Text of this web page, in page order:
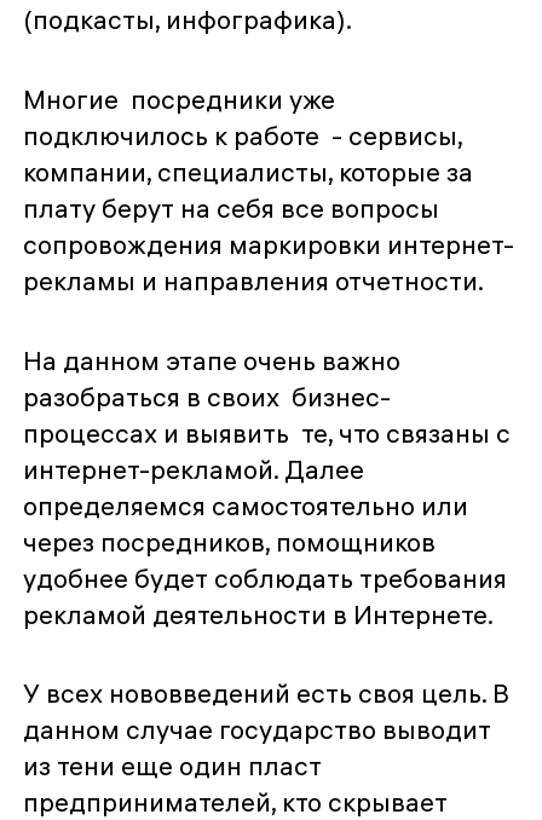
(подкасты, инфографика).
Многие посредники уже
подключилось к работе - сервисы,
компании, специалисты, которые за
плату берут на себя все вопросы
сопровождения маркировки интернет-
рекламы и направления отчетности.
На данном этапе очень важно
разобраться в своих бизнес-
процессах и выявить те, что связаны с
интернет-рекламой. Далее
определяемся самостоятельно или
через посредников, помощников
удобнее будет соблюдать требования
рекламой деятельности в Интернете.
У всех нововведений есть своя цель. В
данном случае государство выводит
из тени еще один пласт
предпринимателей, кто скрывает